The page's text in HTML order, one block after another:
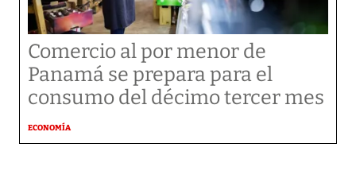
Comercio al por menor de
Panamá se prepara para el
consumo del décimo tercer mes
ECONOMÍA